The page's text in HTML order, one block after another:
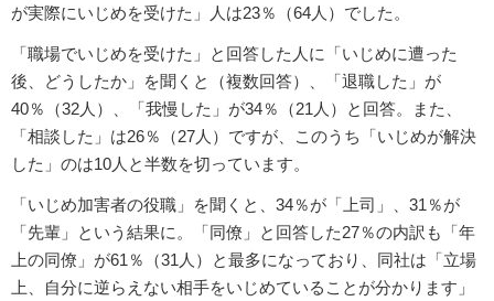
が実際にいじめを受けた」人は23％（64人）でした。
「職場でいじめを受けた」と回答した人に「いじめに遭った
後、どうしたか」を聞くと（複数回答）、「退職した」が
40％（32人）、「我慢した」が34％（21人）と回答。また、
「相談した」は26％（27人）ですが、このうち「いじめが解決
した」のは10人と半数を切っています。
「いじめ加害者の役職」を聞くと、34％が「上司」、31％が
「先輩」という結果に。「同僚」と回答した27％の内訳も「年
上の同僚」が61％（31人）と最多になっており、同社は「立場
上、自分に逆らえない相手をいじめていることが分かります」